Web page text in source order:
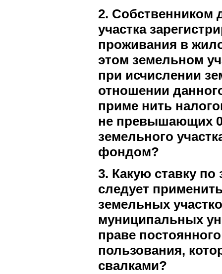
2. Собственником
участка
проживания в
этом земельном
при исчислении
отношении
приме нить
не превышающих
земельного
фондом?
3. Какую ставку
следует
земельных
муниципальных
праве
пользования,
свалками?